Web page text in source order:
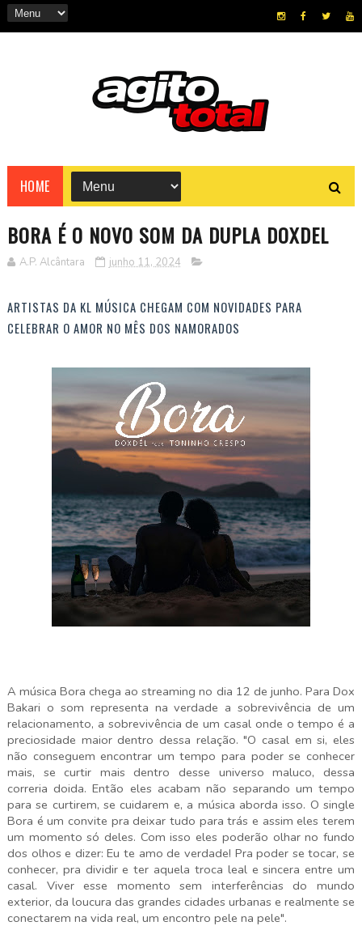
HOME
BORA É O NOVO SOM DA DUPLA DOXDEL
A.P. Alcântara junho 11, 2024
ARTISTAS DA KL MÚSICA CHEGAM COM NOVIDADES PARA
CELEBRAR O AMOR NO MÊS DOS NAMORADOS
A música Bora chega ao streaming no dia 12 de junho. Para Dox
Bakari o som representa na verdade a sobrevivência de um
relacionamento, a sobrevivência de um casal onde o tempo é a
preciosidade maior dentro dessa relação. "O casal em si, eles
não conseguem encontrar um tempo para poder se conhecer
mais, se curtir mais dentro desse universo maluco, dessa
correria doida. Então eles acabam não separando um tempo
para se curtirem, se cuidarem e, a música aborda isso. O single
Bora é um convite pra deixar tudo para trás e assim eles terem
um momento só deles. Com isso eles poderão olhar no fundo
dos olhos e dizer: Eu te amo de verdade! Pra poder se tocar, se
conhecer, pra dividir e ter aquela troca leal e sincera entre um
casal. Viver esse momento sem interferências do mundo
exterior, da loucura das grandes cidades urbanas e realmente se
conectarem na vida real, um encontro pele na pele".